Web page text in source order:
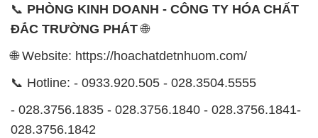
📞 PHÒNG KINH DOANH - CÔNG TY HÓA CHẤT
ĐẮC TRƯỜNG PHÁT🌐
🌐 Website: https://hoachatdetnhuom.com/
📞 Hotline: - 0933.920.505 - 028.3504.5555
- 028.3756.1835 - 028.3756.1840 - 028.3756.1841-
028.3756.1842